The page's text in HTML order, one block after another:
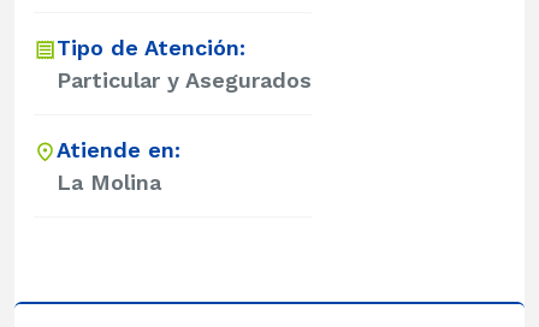
Tipo de Atención:
Particular y Asegurados
Atiende en:
La Molina